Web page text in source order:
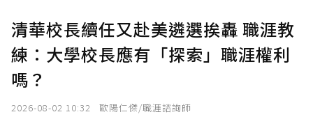
清華校長續任又赴美遴選挨轟 職涯教
練：大學校長應有「探索」職涯權利
嗎？
2026-08-02 10:32 歐陽仁傑/職涯諮詢師